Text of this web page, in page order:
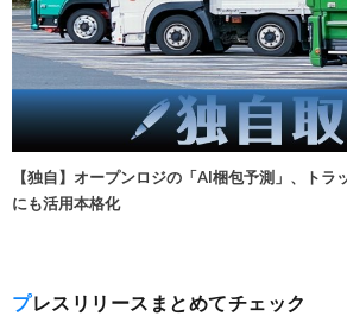
【独自】オープンロジの「AI梱包予測」、トラ
にも活用本格化
プレスリリースまとめてチェック